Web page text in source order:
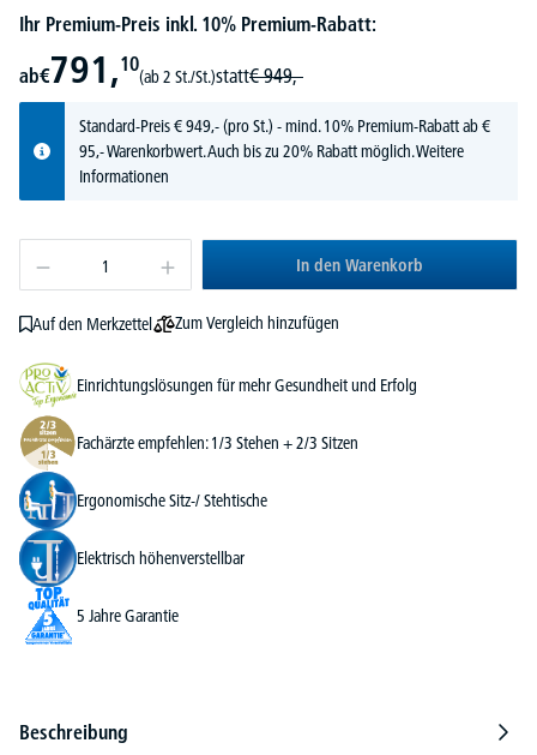
Ihr Premium-Preis inkl. 10% Premium-Rabatt:
ab€791,10
(ab 2 St./St.)statt€ 949,-
Standard-Preis€949,-(pro St.) - mind. 10% Premium-Rabatt ab €
95,- Warenkorbwert. Auch bis zu 20% Rabatt möglich.Weitere
Informationen
In den Warenkorb
Auf den Merkzettel Zum Vergleich hinzufügen
Einrichtungslösungen für mehr Gesundheit und Erfolg
Fachärzte empfehlen: 1/3 Stehen + 2/3 Sitzen
Ergonomische Sitz-/ Stehtische
Elektrisch höhenverstellbar
5 Jahre Garantie
Beschreibung